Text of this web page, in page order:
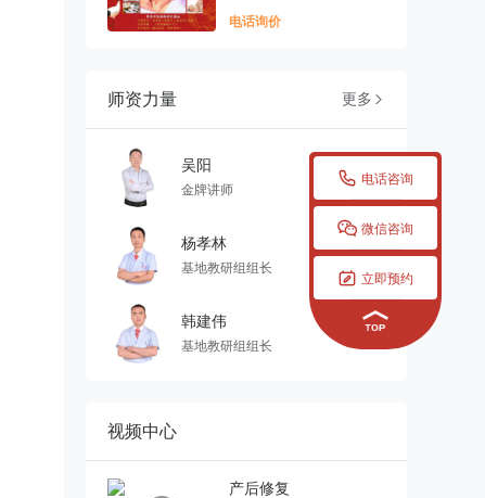
 电话咨询
 微信咨询
 立即预约
电话询价
师资力量 更多 
吴阳
金牌讲师
杨孝林
基地教研组组长
韩建伟
基地教研组组长
视频中心
产后修复